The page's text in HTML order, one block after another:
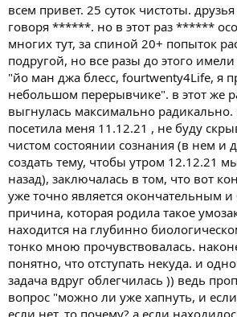
всем привет. 25 суток чистоты.
говоря ******. но в этот раз ******
многих тут, за спиной 20+ попыток
подругой, но все разы до этого
"йо ман джа блесс, fourtwenty4Life, я
небольшом перерывчике". в этот же
выгнулась максимально
посетила меня 11.12.21 , не буду
чистом состоянии сознания (в нем и
создать тему, чтобы утром 12.12.21
назад), заключалась в том, что вот
уже точно является окончательным
причина, которая родила такое
находится на глубинно
тонко мною прочувствовалась.
понятно, что отступать некуда. и
задача вдруг облегчилась )) ведь
вопрос "можно ли уже хапнуть, и если
если нет, то почему? а если